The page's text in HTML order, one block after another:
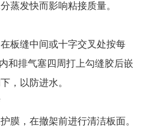
蒸发快而影响粘接质量。
板缝中间或十字交叉处按每
和排气塞四周打上勾缝胶后嵌
，以防进水。
膜，在撤架前进行清洁板面。